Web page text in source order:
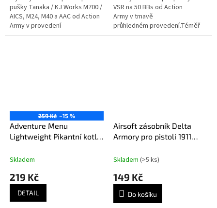
pušky Tanaka / KJ Works M700 /
AICS, M24, M40 a AAC od Action
Army v provedení
černá.Prodloužený zásobník s
VSR na 50 BBs od Action
Army v tmavě
průhledném provedení.Téměř
2x větší kapacita.Vizuální
259 Kč –15 %
Adventure Menu
Lightweight Pikantní kotlík
Skladem
219 Kč
DETAIL
Airsoft zásobník Delta
Armory pro pistoli 1911
Skladem (>5 ks)
149 Kč
Do košíku